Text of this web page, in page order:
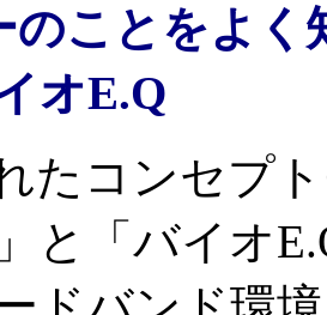
のことをよく
オE.Q
たコンセプ
と「バイオ